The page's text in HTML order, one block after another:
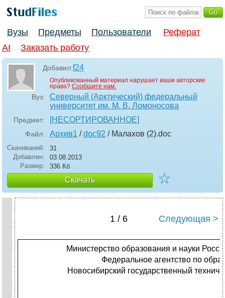
Вузы Предметы Пользователи
Реферат
AI
Заказать работу
Добавил:f24
Опубликованный материал нарушает ваши авторские
права? Сообщите нам.
Вуз:
Северный (Арктический) федеральный
университет им. М. В. Ломоносова
Предмет: [НЕСОРТИРОВАННОЕ]
Файл: Архив1 /doc92 / Малахов (2).doc
Скачиваний:
31
Добавлен:
03.08.2013
Размер:
336 Кб
Скачать ☆
1 / 6 Следующая >
Министерство образования и науки
Федеральное агентство по
Новосибирский государственный